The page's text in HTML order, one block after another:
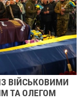
ОЛЕГОМ